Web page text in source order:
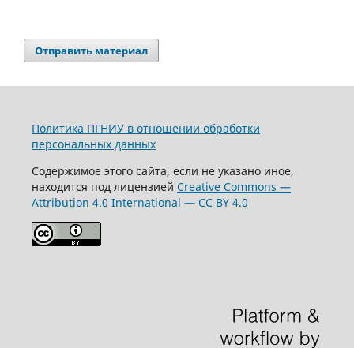
Отправить материал
Политика ПГНИУ в отношении обработки
персональных данных
Содержимое этого сайта, если не указано иное,
находится под лицензией Creative Commons —
Attribution 4.0 International — CC BY 4.0